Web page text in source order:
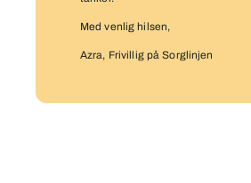
Med venlig hilsen,
Azra, Frivillig på Sorglinjen